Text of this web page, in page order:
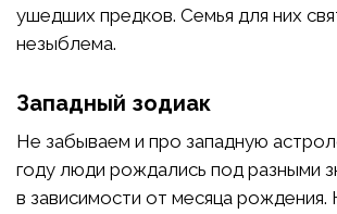
ушедших предков. Семья для них
незыблема.
Западный зодиак
Не забываем и про западную
году люди рождались под разными
в зависимости от месяца